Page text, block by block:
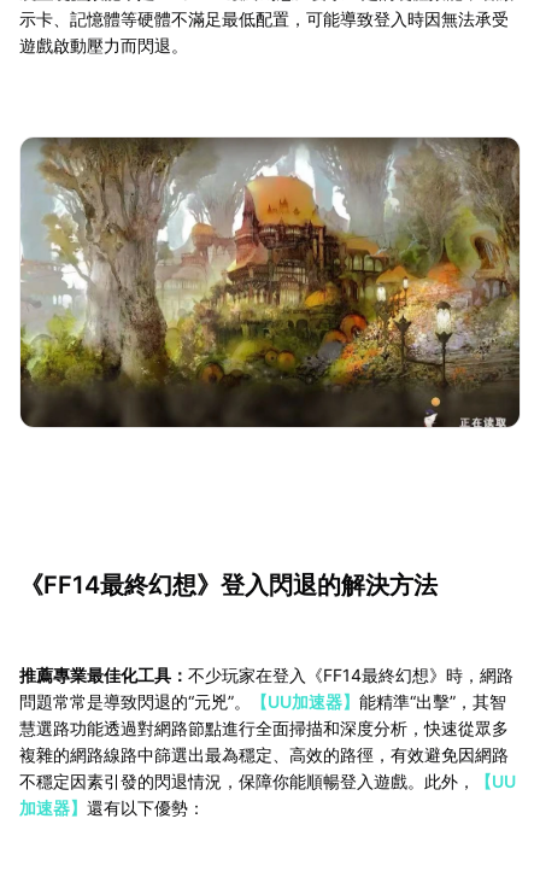
示卡、記憶體等硬體不滿足最低配置，可能導致登入時因無法承受
遊戲啟動壓力而閃退。
《FF14最終幻想》登入閃退的解決方法
推薦專業最佳化工具： 不少玩家在登入《FF14最終幻想》時，網路
問題常常是導致閃退的“元兇”。
【UU加速器】 能精準“出擊”，其智
慧選路功能透過對網路節點進行全面掃描和深度分析，快速從眾多
複雜的網路線路中篩選出最為穩定、高效的路徑，有效避免因網路
不穩定因素引發的閃退情況，保障你能順暢登入遊戲。此外，
【UU
加速器】 還有以下優勢：